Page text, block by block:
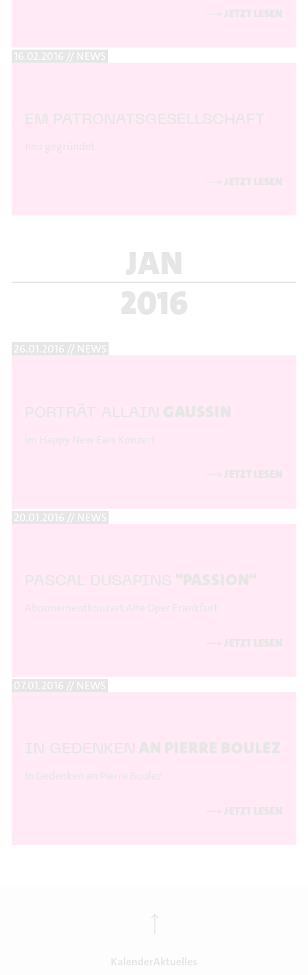
⟶ JETZT LESEN
16.02.2016 // NEWS
EM PATRONATSGESELLSCHAFT
neu gegründet
⟶ JETZT LESEN
JAN
2016
26.01.2016 // NEWS
PORTRÄT ALLAIN GAUSSIN
im Happy New Ears Konzert
⟶ JETZT LESEN
20.01.2016 // NEWS
PASCAL DUSAPINS "PASSION"
Abonnementkonzert Alte Oper Frankfurt
⟶ JETZT LESEN
07.01.2016 // NEWS
IN GEDENKEN AN PIERRE BOULEZ
In Gedenken an Pierre Boulez
⟶ JETZT LESEN